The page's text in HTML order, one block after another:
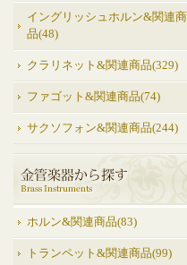
イングリッシュホルン&関連商
品(48)
クラリネット&関連商品(329)
ファゴット&関連商品(74)
サクソフォン&関連商品(244)
ホルン&関連商品(83)
トランペット&関連商品(99)